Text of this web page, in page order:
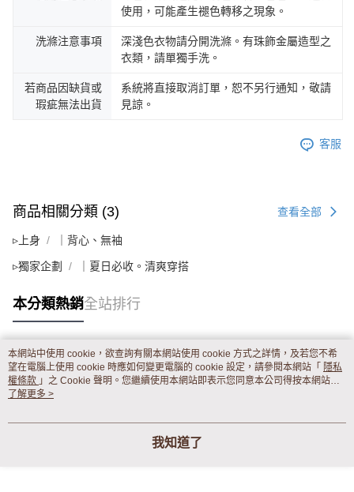
使用，可能產生褪色轉移之現象。
洗滌注意事項
深淺色衣物請分開洗滌。有珠飾金屬造型之
衣類，請單獨手洗。
若商品因缺貨或
瑕疵無法出貨
系統將直接取消訂單，恕不另行通知，敬請
見諒。
客服
商品相關分類 (3) 查看全部
▹上身 ｜背心、無袖
▹獨家企劃 ｜夏日必收。清爽穿搭
本分類熱銷全站排行
熱門標籤
本網站中使用 cookie，欲查詢有關本網站使用 cookie 方式之詳情，及若您不希
望在電腦上使用 cookie 時應如何變更電腦的 cookie 設定，請參閱本網站「 隱私
權條款 」之 Cookie 聲明。您繼續使用本網站即表示您同意本公司得按本網站使
用條款之 Cookie 聲明使用 cookie。
了解更多 >
我知道了